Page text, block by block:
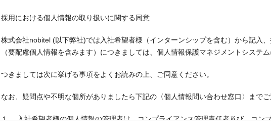
採用における個人情報の取り扱いに関する同意
株式会社nobitel (以下弊社)では入社希望者様（インターンシップを含む）から記入
（要配慮個人情報を含みます）につきましては、個人情報保護マネジメントシステ
つきましては次に挙げる事項をよくお読みの上、ご同意ください。
なお、疑問点や不明な個所がありましたら下記の〈個人情報問い合わせ窓口〉までご
１． 入社希望者様の個人情報の管理者は、コンプライアンス管理責任者及び、コン